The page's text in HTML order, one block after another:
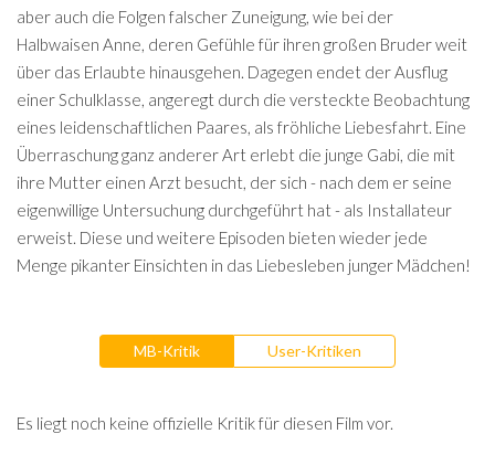
aber auch die Folgen falscher Zuneigung, wie bei der
Halbwaisen Anne, deren Gefühle für ihren großen Bruder weit
über das Erlaubte hinausgehen. Dagegen endet der Ausflug
einer Schulklasse, angeregt durch die versteckte Beobachtung
eines leidenschaftlichen Paares, als fröhliche Liebesfahrt. Eine
Überraschung ganz anderer Art erlebt die junge Gabi, die mit
ihre Mutter einen Arzt besucht, der sich - nach dem er seine
eigenwillige Untersuchung durchgeführt hat - als Installateur
erweist. Diese und weitere Episoden bieten wieder jede
Menge pikanter Einsichten in das Liebesleben junger Mädchen!
MB-Kritik User-Kritiken
Es liegt noch keine offizielle Kritik für diesen Film vor.